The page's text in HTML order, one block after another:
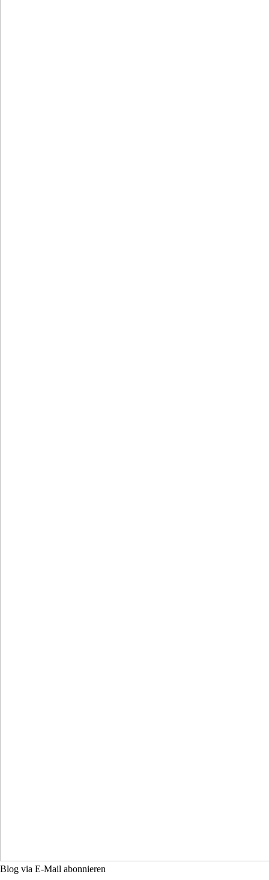
Blog via E-Mail abonnieren